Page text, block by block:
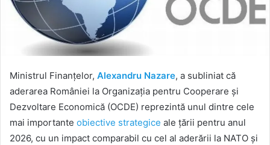
Ministrul Finanțelor, Alexandru Nazare, a subliniat că
aderarea României la Organizația pentru Cooperare și
Dezvoltare Economică (OCDE) reprezintă unul dintre cele
mai importante obiective strategice ale țării pentru anul
2026, cu un impact comparabil cu cel al aderării la NATO și